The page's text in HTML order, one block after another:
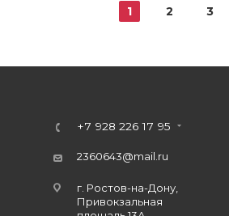
1 2 3
+7 928 226 17 95
2360643@mail.ru
г. Ростов-на-Дону,
Привокзальная